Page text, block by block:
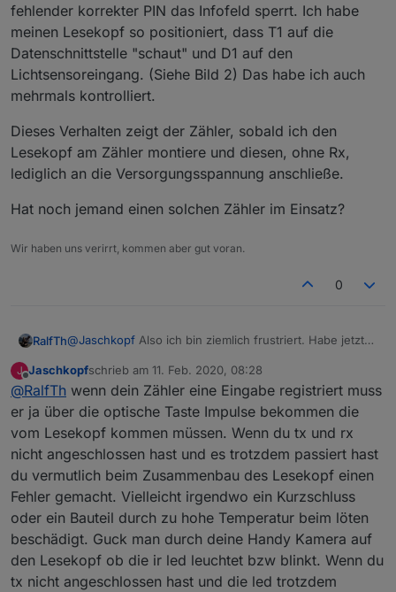
fehlender korrekter PIN das Infofeld sperrt. Ich habe
meinen Lesekopf so positioniert, dass T1 auf die
Datenschnittstelle "schaut" und D1 auf den
Lichtsensoreingang. (Siehe Bild 2) Das habe ich auch
mehrmals kontrolliert.
Dieses Verhalten zeigt der Zähler, sobald ich den
Lesekopf am Zähler montiere und diesen, ohne Rx,
lediglich an die Versorgungsspannung anschließe.
Hat noch jemand einen solchen Zähler im Einsatz?
Wir haben uns verirrt, kommen aber gut voran.
0
RalfTh@Jaschkopf Also ich bin ziemlich frustriert. Habe jetzt
trotzdem geht nichts. Den Lesekopf habe ich auch
schon gedreht, aber auch Fehlanzeige.
Mir fehlt auch irgendwie eine Beschreibung, was dieser
Lesekopf und der ESP alles macht. Ich kann das
Verhalten meines Zählers überhaupt nicht
nachvollziehen.
Nochmal meine Konfiguration:
Mein Zähler
Wenn ich mit der Taschenlampe die PIN eingebe
erscheint in der zweiten Zeile des Display die aktuelle
Leistung , also P. Setze ich jetzt den Lesekopf auf,
beginnt das Infofeld (zweite Zeile des Displays) plötzlich
zwischen den einzelnen Informationen hin und her zu
schalten. Irgendwann endet dies bei der PIN-Eingabe
und der wahllosen Eingabe eines PIN. Dies führt
letztendlich dazu, dass der Zähler, wegen fehlender
korrekter PIN das Infofeld sperrt. Ich habe meinen
Lesekopf so positioniert, dass T1 auf die
Datenschnittstelle "schaut" und D1 auf den
Dieses Verhalten zeigt der Zähler, sobald ich den
Lesekopf am Zähler montiere und diesen, ohne Rx,
lediglich an die Versorgungsspannung anschließe.
Hat noch jemand einen solchen Zähler im Einsatz?
J
Offline
Jaschkopfschrieb am 11. Feb. 2020, 08:28
zuletzt editiert von
@RalfTh wenn dein Zähler eine Eingabe registriert muss
er ja über die optische Taste Impulse bekommen die
vom Lesekopf kommen müssen. Wenn du tx und rx
nicht angeschlossen hast und es trotzdem passiert hast
du vermutlich beim Zusammenbau des Lesekopf einen
Fehler gemacht. Vielleicht irgendwo ein Kurzschluss
oder ein Bauteil durch zu hohe Temperatur beim löten
beschädigt. Guck man durch deine Handy Kamera auf
den Lesekopf ob die ir led leuchtet bzw blinkt. Wenn du
tx nicht angeschlossen hast und die led trotzdem